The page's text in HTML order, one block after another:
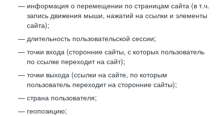
информация о перемещении по страницам сайта (в т.ч.
запись движения мыши, нажатий на ссылки и элементы
сайта);
длительность пользовательской сессии;
точки входа (сторонние сайты, с которых пользователь
по ссылке переходит на сайт);
точки выхода (ссылки на сайте, по которым
пользователь переходит на сторонние сайты);
страна пользователя;
геопозицию;